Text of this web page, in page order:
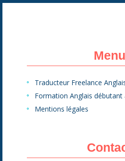
Menu
Traducteur Freelance
Formation Anglais
Mentions légales